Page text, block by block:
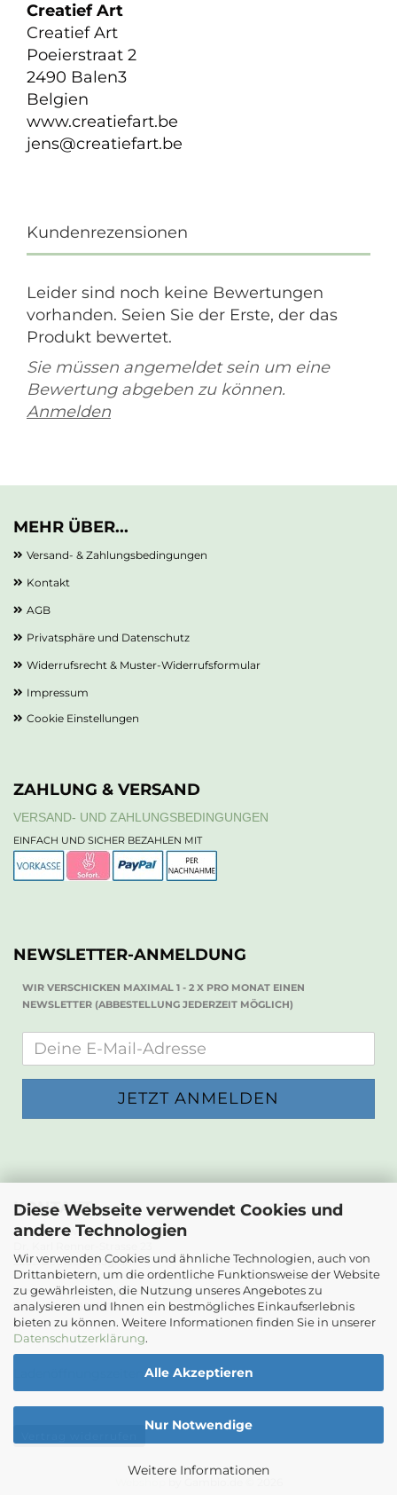
Diese Webseite verwendet Cookies und
andere Technologien
Wir verwenden Cookies und ähnliche Technologien, auch von
Drittanbietern, um die ordentliche Funktionsweise der Website
zu gewährleisten, die Nutzung unseres Angebotes zu
analysieren und Ihnen ein bestmögliches Einkaufserlebnis
bieten zu können. Weitere Informationen finden Sie in unserer
Datenschutzerklärung.
Alle Akzeptieren
Nur Notwendige
Weitere Informationen
Creatief Art
Creatief Art
Poeierstraat 2
2490 Balen3
Belgien
www.creatiefart.be
jens@creatiefart.be
Kundenrezensionen
Leider sind noch keine Bewertungen
vorhanden. Seien Sie der Erste, der das
Produkt bewertet.
Sie müssen angemeldet sein um eine
Bewertung abgeben zu können.
Anmelden
MEHR ÜBER...
Versand- & Zahlungsbedingungen
Kontakt
AGB
Privatsphäre und Datenschutz
Widerrufsrecht & Muster-Widerrufsformular
Impressum
Cookie Einstellungen
ZAHLUNG & VERSAND
VERSAND- UND ZAHLUNGSBEDINGUNGEN
EINFACH UND SICHER BEZAHLEN MIT
NEWSLETTER-ANMELDUNG
WIR VERSCHICKEN MAXIMAL 1 - 2 X PRO MONAT EINEN
NEWSLETTER (ABBESTELLUNG JEDERZEIT MÖGLICH)
KONTAKT
Die Papierwerkstatt
2232 Deutsch-Wagram
Email: info@diepapierwerkstatt.at
Tel. +43 664 5261978
Kontaktformular